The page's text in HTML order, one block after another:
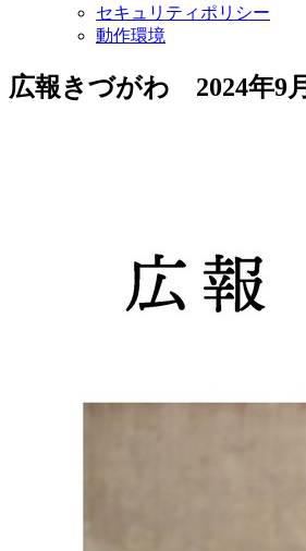
セキュリティポリシー
動作環境
広報きづがわ 2024年9